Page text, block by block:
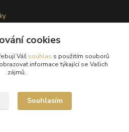
cookies
Váš souhlas s použitím souborů
informace týkající se Vašich
zájmů.
Souhlasím